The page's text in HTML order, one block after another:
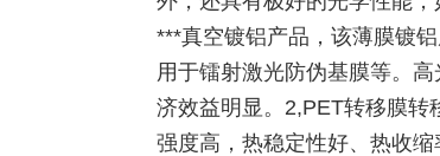
***真空镀铝产品，该薄膜镀
用于镭射激光防伪基膜等。
济效益明显。2,PET转移膜转
强度高，热稳定性好、热收